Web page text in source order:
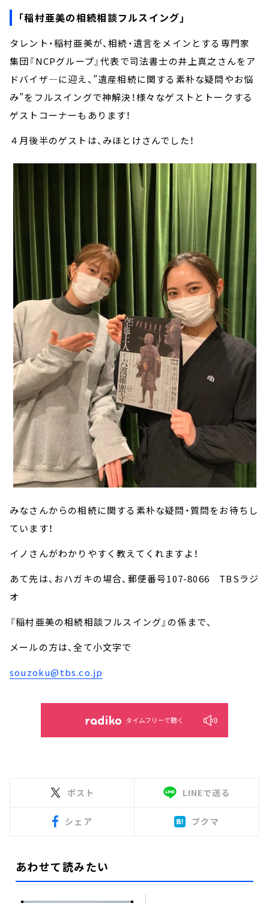
「稲村亜美の相続相談フルスイング」
タレント・稲村亜美が、相続・遺言をメインとする専門家
集団『NCPグループ』代表で司法書士の井上真之さんをア
ドバイザ―に迎え、”遺産相続に関する素朴な疑問やお悩
み”をフルスイングで神解決！様々なゲストとトークする
ゲストコーナーもあります！
４月後半のゲストは、みほとけさんでした！
みなさんからの相続に関する素朴な疑問・質問をお待ちし
ています！
イノさんがわかりやすく教えてくれますよ！
あて先は、おハガキの場合、郵便番号107-8066 TBSラジ
オ
『稲村亜美の相続相談フルスイング』の係まで、
メールの方は、全て小文字で
souzoku@tbs.co.jp
タイムフリーで聴く
ポスト LINEで送る
シェア ブクマ
あわせて読みたい